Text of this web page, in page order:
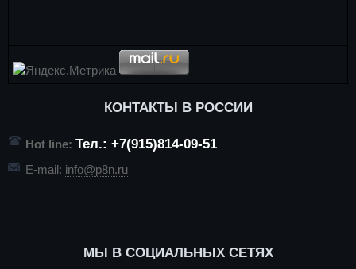
КОНТАКТЫ В РОССИИ
Hot line: Тел.: +7(915)814-09-51
E-mail: info@p8n.ru
МЫ В СОЦИАЛЬНЫХ СЕТЯХ